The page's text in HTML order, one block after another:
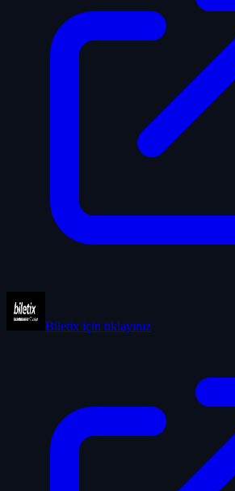
Biletix için tıklayınız